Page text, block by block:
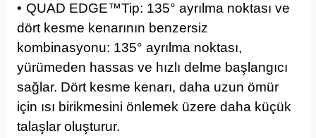
• QUAD EDGE™Tip: 135° ayrılma noktası ve
dört kesme kenarının benzersiz
kombinasyonu: 135° ayrılma noktası,
yürümeden hassas ve hızlı delme başlangıcı
sağlar. Dört kesme kenarı, daha uzun ömür
için ısı birikmesini önlemek üzere daha küçük
talaşlar oluşturur.